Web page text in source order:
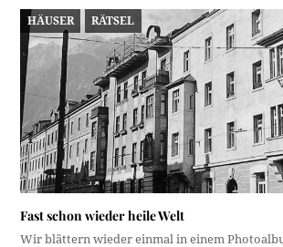
HÄUSER RÄTSEL
Fast schon wieder heile Welt
Wir blättern wieder einmal in einem